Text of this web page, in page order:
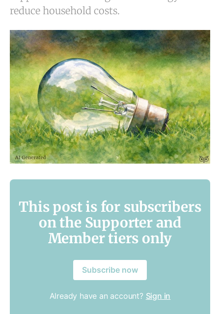
reduce household costs.
This post is for subscribers
on the Supporter and
Member tiers only
Subscribe now
Already have an account? Sign in